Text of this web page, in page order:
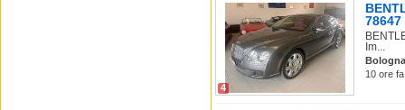
4
78647
Im...
Bologna
10 ore